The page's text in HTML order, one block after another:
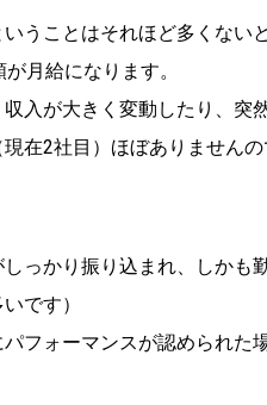
うことはそれほど多くない
月給になります。
入が大きく変動したり、突
在2社目）ほぼありませんの
っかり振り込まれ、しかも
です）
フォーマンスが認められた